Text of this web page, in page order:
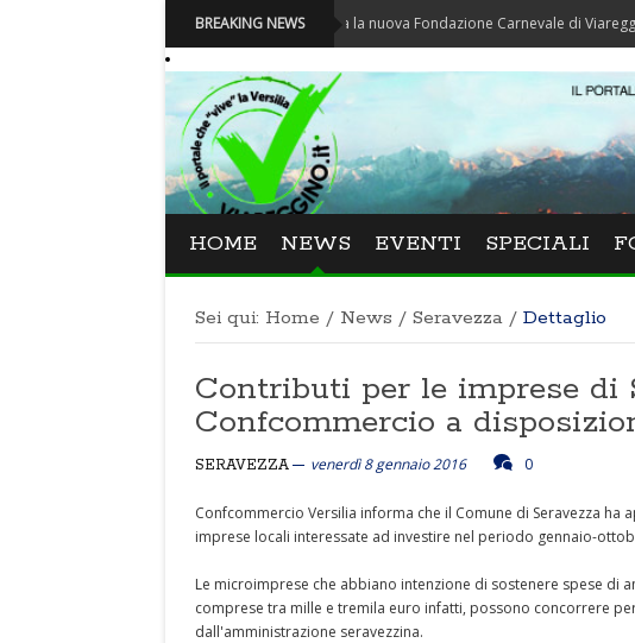
BREAKING NEWS
Carnevale - Nominata la nuova Fondazione Carnevale di Viareggio
HOME NEWS EVENTI SPECIALI
Sei qui: Home / News / Seravezza / Dettaglio
Contributi per le imprese di
Confcommercio a
SERAVEZZA venerdì 8 gennaio 2016 0
Confcommercio Versilia informa che il Comune di Seravezza
imprese locali interessate ad investire nel periodo gennaio-
Le microimprese che abbiano intenzione di sostenere spese di
comprese tra mille e tremila euro infatti, possono concorrere
dall'amministrazione seravezzina.